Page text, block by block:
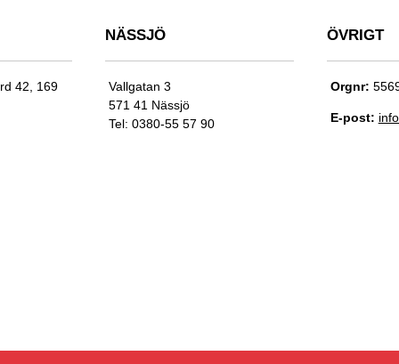
42, 169
NÄSSJÖ
Vallgatan 3
571 41 Nässjö
Tel: 0380-55 57 90
ÖVRIGT
Orgnr:
E-post: